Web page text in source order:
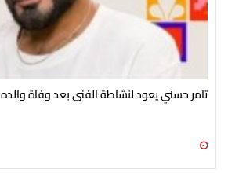
تامر حسني يعود لنشاطة الفنى بعد وفاة والده